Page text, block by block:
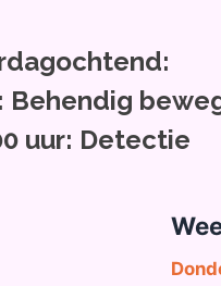
Behendig
uur: Detectie